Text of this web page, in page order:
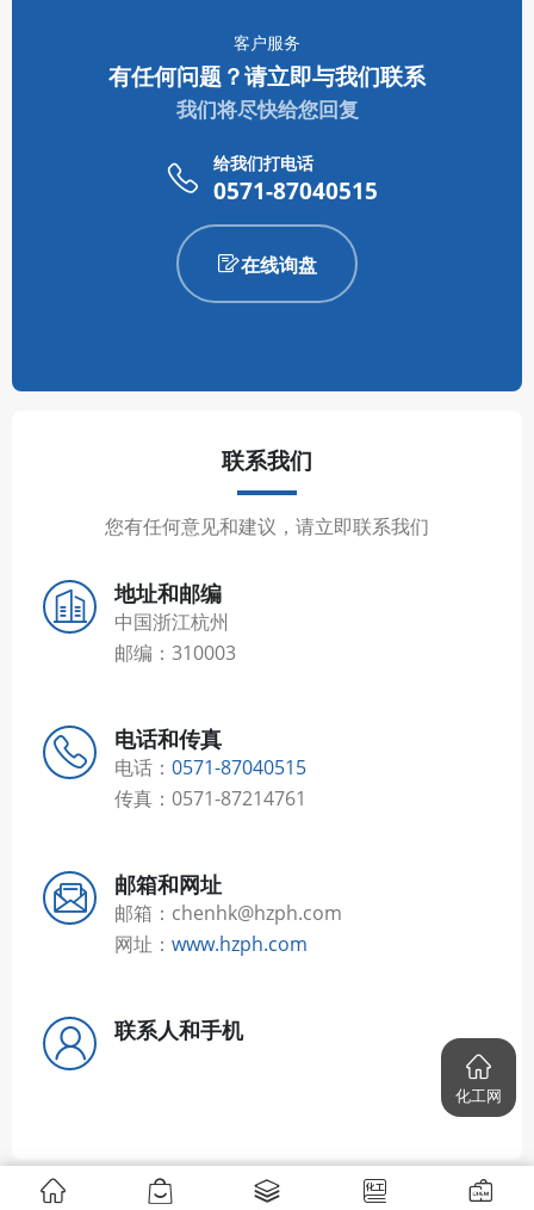
客户服务
有任何问题？请立即与我们联系
我们将尽快给您回复
给我们打电话
0571-87040515
在线询盘
联系我们
您有任何意见和建议，请立即联系我们
地址和邮编
中国浙江杭州
邮编：310003
电话和传真
电话： 0571-87040515
传真：0571-87214761
邮箱和网址
邮箱：chenhk@hzph.com
网址： www.hzph.com
联系人和手机
化工网